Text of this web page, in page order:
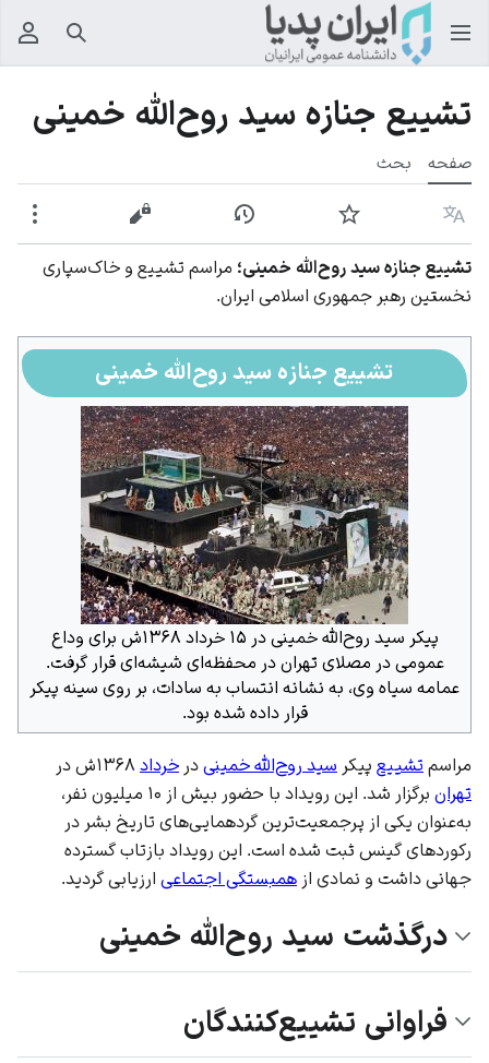
جستجو
تشییع جنازه سید روح‌الله خمینی
صفحه بحث
زبان پیگیری نمایش تاریخچهنمایش مبدأ
تشییع جنازه سید روح‌الله خمینی؛ مراسم تشییع و خاک‌سپاری
نخستین رهبر جمهوری اسلامی ایران.
تشییع جنازه سید روح‌الله خمینی
پیکر سید روح‌الله خمینی در ۱۵ خرداد ۱۳۶۸ش برای وداع
عمومی در مصلای تهران در محفظه‌ای شیشه‌ای قرار گرفت.
عمامه سیاه وی، به نشانه انتساب به سادات، بر روی سینه پیکر
قرار داده شده بود.
مراسم تشییع پیکر سید روح‌الله خمینی در خرداد
تهران
برگزار شد. این رویداد با حضور بیش از ۱۰ میلیون نفر،
به‌عنوان یکی از پرجمعیت‌ترین گردهمایی‌های تاریخ بشر در
رکوردهای گینس ثبت شده است. این رویداد بازتاب گسترده
جهانی داشت و نمادی از همبستگی اجتماعی ارزیابی گردید.
درگذشت سید روح‌الله خمینی
فراوانی تشییع‌کنندگان